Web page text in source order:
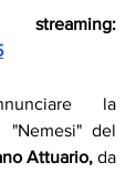
la
"Nemesi" del
Attuario, da